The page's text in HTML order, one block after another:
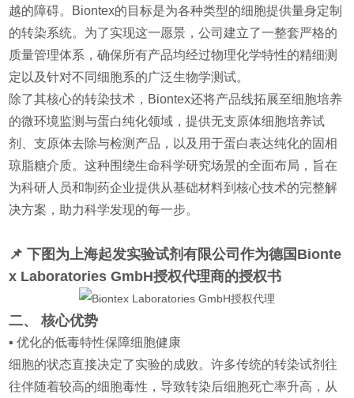
越的障碍。Biontex的目标是为各种类型的细胞提供量身定制
的转染系统。为了实现这一愿景，公司建立了一整套严格的
质量管理体系，确保所有产品均经过物理化学特性的精细测
定以及针对不同细胞系的广泛生物学测试。
除了其核心的转染技术，Biontex还将产品线拓展至细胞培养
的微环境监测与蛋白纯化领域，提供无支原体细胞培养试
剂、支原体去除与检测产品，以及用于蛋白表达纯化的固相
琼脂糖介质。这种围绕生命科学研究场景的全面布局，旨在
为科研人员和制药企业提供从基础材料到核心技术的完整解
决方案，助力科学发现的每一步。
📌 下图为上海起发实验试剂有限公司作为德国Bionte
x Laboratories GmbH授权代理商的授权书
二、 核心优势
▪️ 优化的低毒特性保障细胞健康
细胞的状态直接决定了实验的成败。许多传统的转染试剂往
往伴随着较高的细胞毒性，导致转染后细胞死亡率升高，从